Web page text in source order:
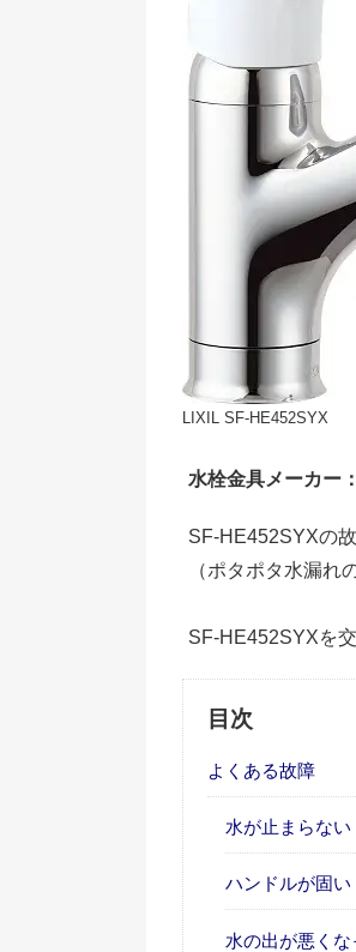
LIXIL SF-HE452SYX
水栓金具メーカー
SF-HE452SYXの
（ポタポタ水漏れ
SF-HE452SYXを
目次
よくある故障
水が止まらない
ハンドルが固い
水の出が悪くな